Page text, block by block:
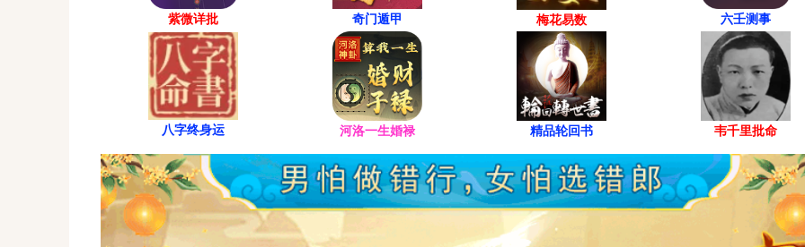
在细分领域内具有一定的市场份额和技术优势，但行业竞争激烈，公司规模相对同业部分龙头偏小。
财务状况（基于最新可用财报，例如2025年三季报或2025年中报）：
盈利能力：[请在此处概括性描述，例如：报告期内公司营收同比呈现 [增长/下滑] X%，净利润同比 [增长/下滑] Y%
盈利能力受 [原材料成本/市场需求/行业周期] 等因素影响，表现 [稳健/承压]。
资产负债：资产负债率总体 [保持健康/有所升高]，流动比率和速动比率显示短期偿债能力 [无忧/需关注]。
近期动态与未来发展重点：
紫微详批 奇门遁甲 梅花易数 六壬测事
八字终身运 河洛一生婚禄 精品轮回书 韦千里批命